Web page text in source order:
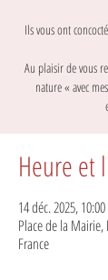
Ils vous ont
Au plaisir de vous
nature « avec
Heure et
14 déc. 2025,
Place de la
France